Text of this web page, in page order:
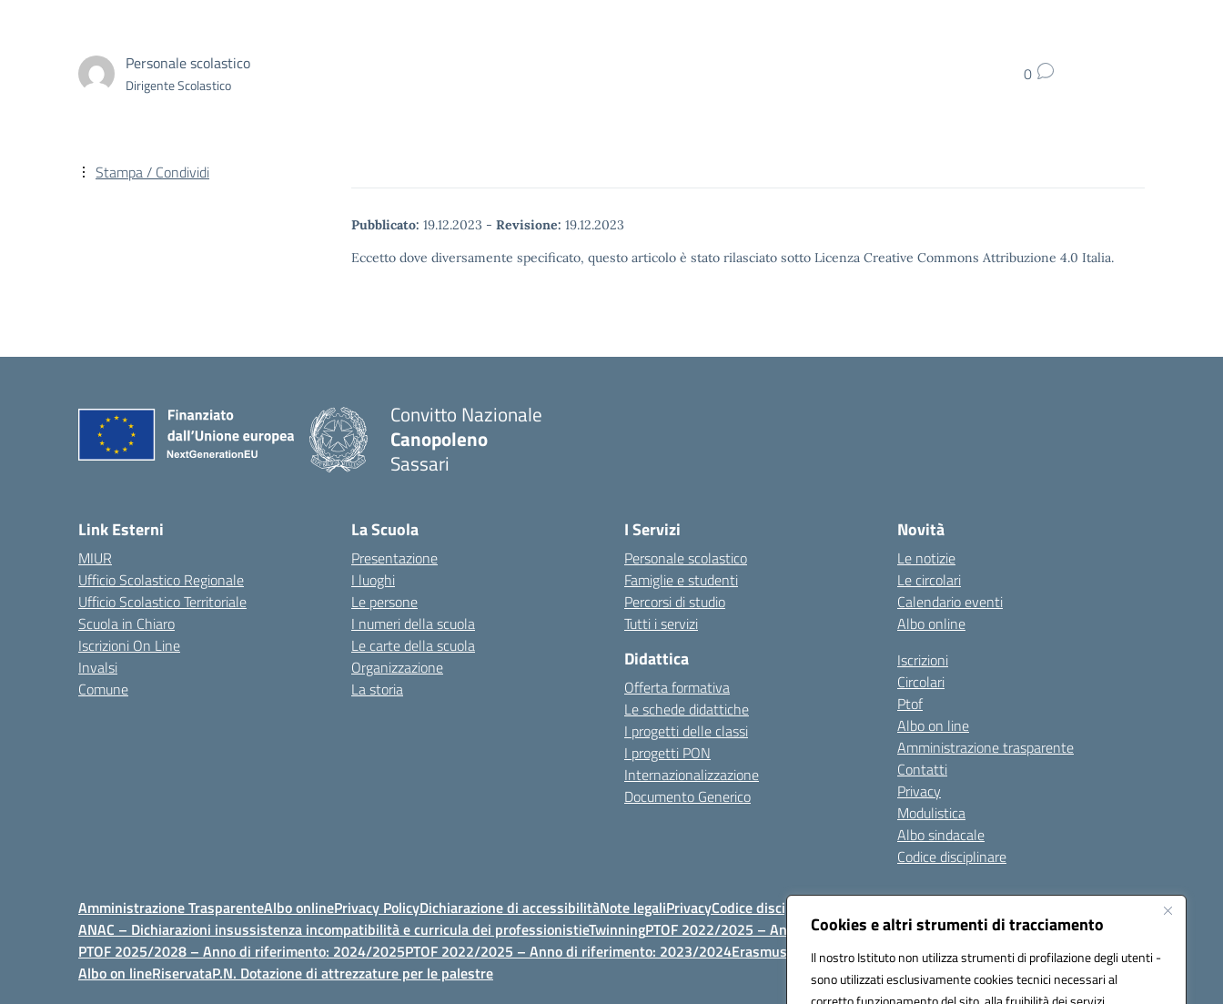
Cookies e altri strumenti di tracciamento
Il nostro Istituto non utilizza strumenti di profilazione degli utenti -
sono utilizzati esclusivamente cookies tecnici necessari al
Personale scolastico
Dirigente Scolastico 0
Pubblicato: 19.12.2023 - Revisione: 19.12.2023
Eccetto dove diversamente specificato, questo articolo è stato rilasciato sotto Licenza Creative Commons Attribuzione 4.0 Italia.
Stampa / Condividi
Convitto Nazionale
Canopoleno
Sassari
Link Esterni
MIUR
Ufficio Scolastico Regionale
Ufficio Scolastico Territoriale
Scuola in Chiaro
Iscrizioni On Line
Invalsi
Comune
La Scuola
Presentazione
I luoghi
Le persone
I numeri della scuola
Le carte della scuola
Organizzazione
La storia
I Servizi
Personale scolastico
Famiglie e studenti
Percorsi di studio
Tutti i servizi
Didattica
Offerta formativa
Le schede didattiche
I progetti delle classi
I progetti PON
Internazionalizzazione
Documento Generico
Novità
Le notizie
Le circolari
Calendario eventi
Albo online
Iscrizioni
Circolari
Ptof
Albo on line
Amministrazione trasparente
Contatti
Privacy
Modulistica
Albo sindacale
Codice disciplinare
Amministrazione TrasparenteAlbo onlinePrivacy PolicyDichiarazione di accessibilitàNote legaliPrivacyCodice disciplinare e di comportamento
ANAC – Dichiarazioni insussistenza incompatibilità e curricula dei professionistieTwinningPTOF 2022/2025 – Anno di riferimento: 2024/2025
PTOF 2025/2028 – Anno di riferimento: 2024/2025PTOF 2022/2025 – Anno di riferimento: 2023/2024Erasmus PTOF 2025/2028 – Anno di riferimento: 2025/2026
Albo on lineRiservataP.N. Dotazione di attrezzature per le palestre